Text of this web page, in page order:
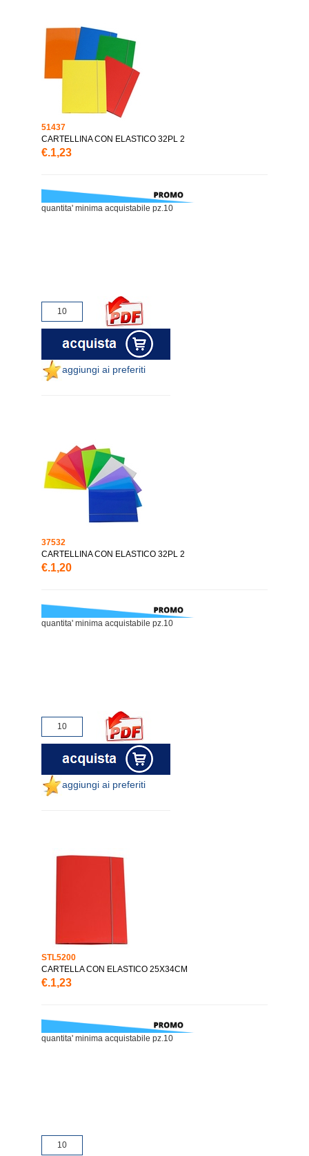
51437
CARTELLINA CON ELASTICO 32PL 2
€.1,23
quantita' minima acquistabile pz.10
aggiungi ai preferiti
37532
CARTELLINA CON ELASTICO 32PL 2
€.1,20
quantita' minima acquistabile pz.10
aggiungi ai preferiti
STL5200
CARTELLA CON ELASTICO 25X34CM
€.1,23
quantita' minima acquistabile pz.10